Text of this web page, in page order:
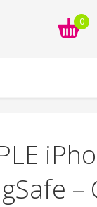
0
–